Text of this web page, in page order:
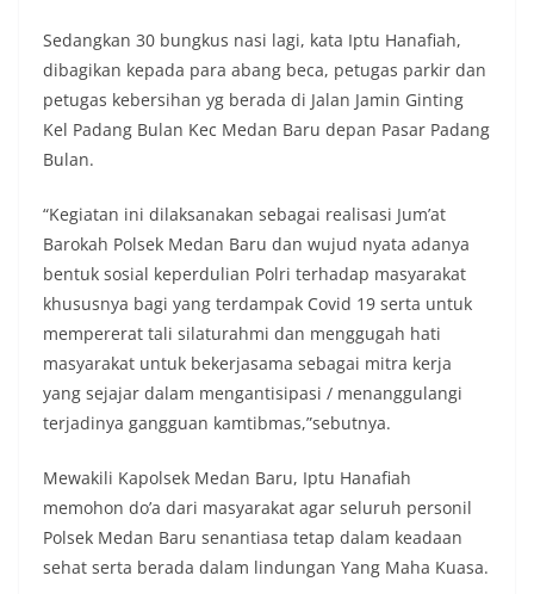
Kelurahan Sunggal tetap terjaga aman, tertib,
dan kondusif hingga puncak perayaan HUT
Kemerdekaan RI berlangsung.‎‎Wujud Kedekatan
Polri dengan Masyarakat‎Kegiatan sambang Door
to Door System ini merupakan salah satu bentuk
personel Kepolisian dengan masyarakat. Melalui
kegiatan semacam ini, Bhabinkamtibmas tidak
hanya berperan sebagai penyampai informasi
dan imbauan, tetapi juga sebagai mitra
masyarakat dalam menjaga keamanan lingkungan
secara bersama-sama.‎‎Kehadiran
Bhabinkamtibmas di tengah-tengah warga
diharapkan dapat semakin mempererat
hubungan kemitraan antara Polri dan
masyarakat, sekaligus membangun kesadaran
kolektif warga akan pentingnya menjaga
lingkungan, khususnya dalam menyambut
momentum bersejarah HUT Kemerdekaan
Republik Indonesia.‎Kegiatan sambang ini
rencananya akan terus dilaksanakan secara rutin
oleh Bhabinkamtibmas di wilayah Kelurahan
Sedangkan 30 bungkus nasi lagi, kata Iptu Hanafiah,
dibagikan kepada para abang beca, petugas parkir dan
petugas kebersihan yg berada di Jalan Jamin Ginting
Kel Padang Bulan Kec Medan Baru depan Pasar Padang
Bulan.
“Kegiatan ini dilaksanakan sebagai realisasi Jum’at
Barokah Polsek Medan Baru dan wujud nyata adanya
bentuk sosial keperdulian Polri terhadap masyarakat
khususnya bagi yang terdampak Covid 19 serta untuk
mempererat tali silaturahmi dan menggugah hati
masyarakat untuk bekerjasama sebagai mitra kerja
yang sejajar dalam mengantisipasi / menanggulangi
terjadinya gangguan kamtibmas,”sebutnya.
Mewakili Kapolsek Medan Baru, Iptu Hanafiah
memohon do’a dari masyarakat agar seluruh personil
Polsek Medan Baru senantiasa tetap dalam keadaan
sehat serta berada dalam lindungan Yang Maha Kuasa.